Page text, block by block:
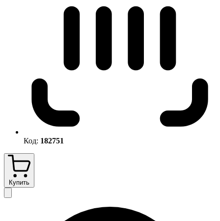
Код: 182751
Купить